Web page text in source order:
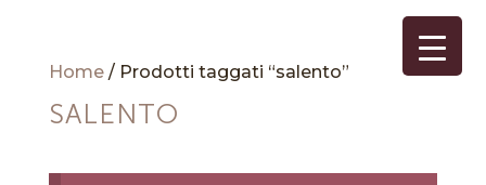
Home/ Prodotti taggati “salento”
SALENTO